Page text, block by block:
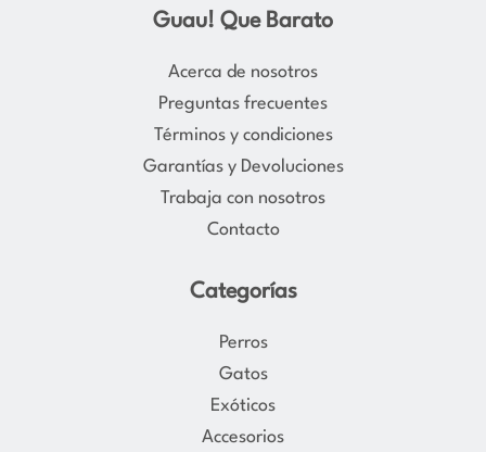
s
t
a
r
a
m
c
e
b
o
k
Guau! Que Barato
Acerca de nosotros
Preguntas frecuentes
Términos y condiciones
Garantías y Devoluciones
Trabaja con nosotros
Contacto
Categorías
Perros
Gatos
Exóticos
Accesorios